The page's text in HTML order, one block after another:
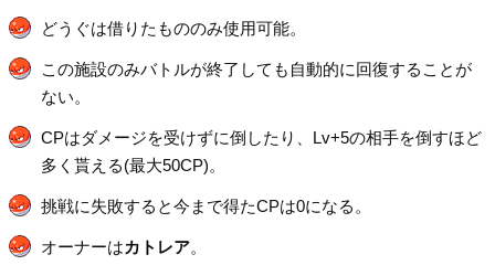
どうぐは借りたもののみ使用可能。
この施設のみバトルが終了しても自動的に回復することが
ない。
CPはダメージを受けずに倒したり、Lv+5の相手を倒すほど
多く貰える(最大50CP)。
挑戦に失敗すると今まで得たCPは0になる。
オーナーはカトレア。